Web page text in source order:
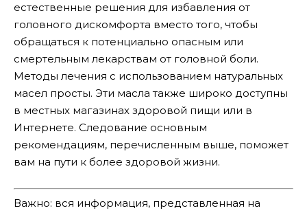
естественные решения для избавления от
головного дискомфорта вместо того, чтобы
обращаться к потенциально опасным или
смертельным лекарствам от головной боли.
Методы лечения с использованием натуральных
масел просты. Эти масла также широко доступны
в местных магазинах здоровой пищи или в
Интернете. Следование основным
рекомендациям, перечисленным выше, поможет
вам на пути к более здоровой жизни.
Важно: вся информация, представленная на